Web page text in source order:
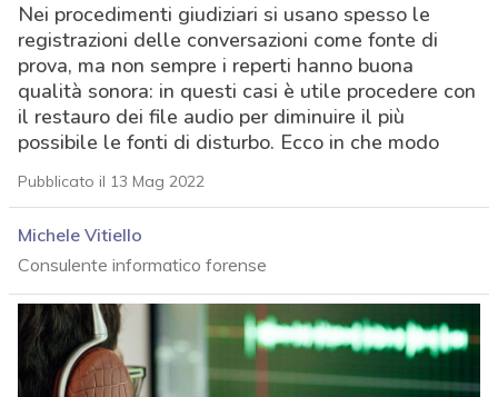
Nei procedimenti giudiziari si usano spesso le
registrazioni delle conversazioni come fonte di
prova, ma non sempre i reperti hanno buona
qualità sonora: in questi casi è utile procedere con
il restauro dei file audio per diminuire il più
possibile le fonti di disturbo. Ecco in che modo
Pubblicato il 13 Mag 2022
Michele Vitiello
Consulente informatico forense